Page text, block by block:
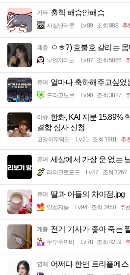
기타 출첵 해슴안해슴
사실난라쿤 Lv.89 조회 888 추
계층 ㅇㅎ?) 호불호 갈리는 몸
부엔까미노 Lv.87 조회 5866
유머 얼마나 축하해주고싶었
드라고노브 Lv.90 조회 3827
이슈 한화, KAI 지분 15.89%
결합 심사 신청
고양이무역단 Lv.21 조회 1981 추
유머 세상에서 가장 운 없는
라라크로포드 Lv.87 조회 3267
유머 딸과 아들의 차이점.jpg
달섭지롱 Lv.94 조회 3450 추
계층 전기 기사가 좋아 죽는
두부두꺼비 Lv.78 조회 4219
연예 어쩌다 한번 트리플에스